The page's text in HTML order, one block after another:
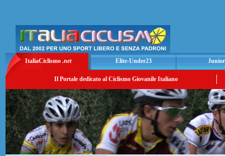
ItaliaCiclismo .net Elite-Under23
Il Portale dedicato al Ciclismo Giovanile Italiano